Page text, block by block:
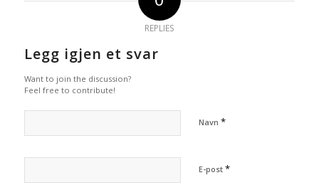
REPLIES
Legg igjen et svar
Want to join the discussion?
Feel free to contribute!
Navn *
E-post *